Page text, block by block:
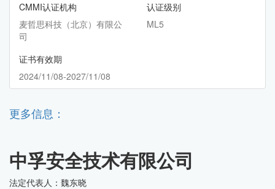
CMMI认证机构
麦哲思科技（北京）有限公
司
认证级别
ML5
证书有效期
2024/11/08-2027/11/08
更多信息：
中孚安全技术有限公司
法定代表人：魏东晓